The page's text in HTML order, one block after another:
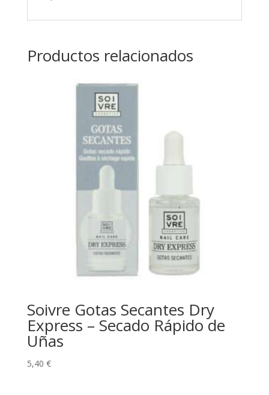
Productos relacionados
Soivre Gotas Secantes Dry
Express – Secado Rápido de
Uñas
5,40 €